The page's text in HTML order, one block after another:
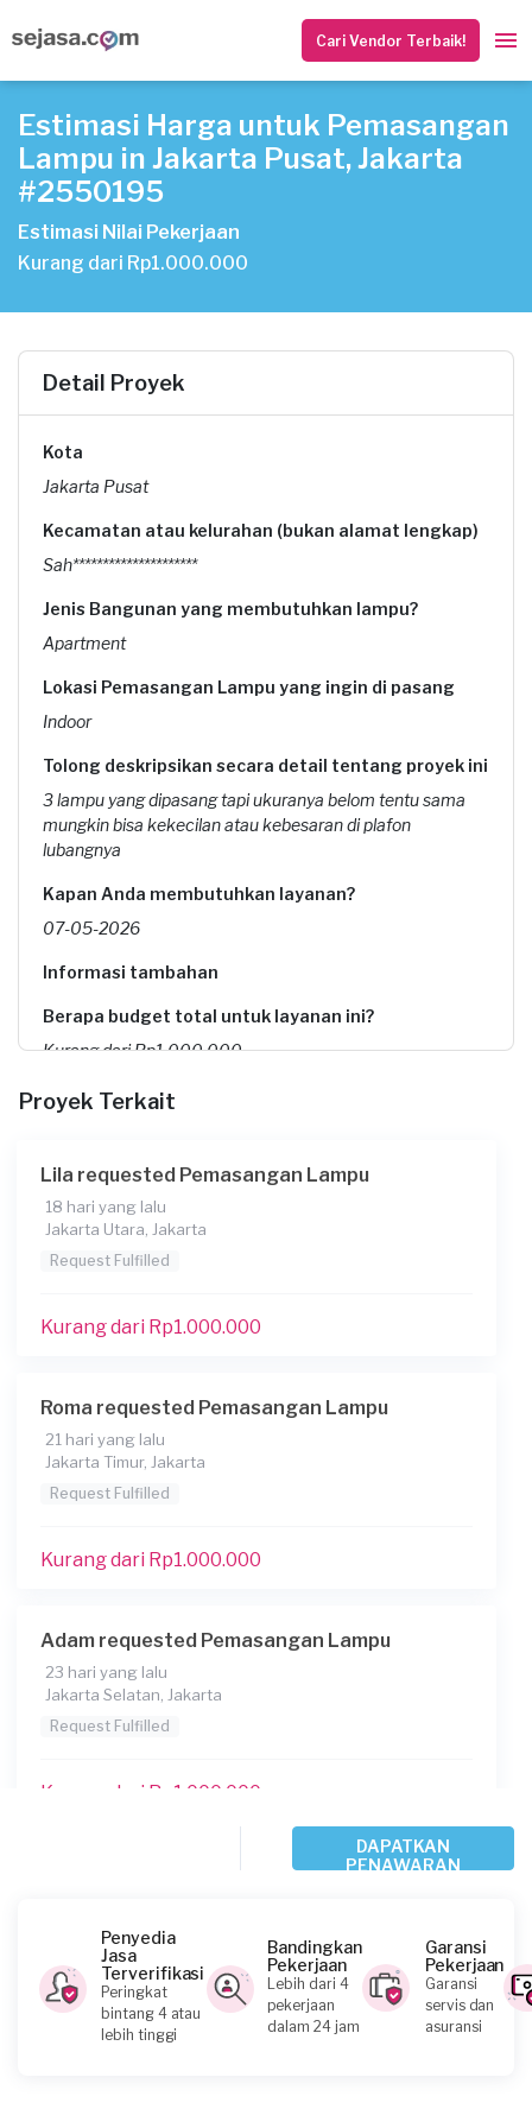
Cari Vendor Terbaik!
Estimasi Harga untuk Pemasangan
Lampu in Jakarta Pusat, Jakarta
#2550195
Estimasi Nilai Pekerjaan
Kurang dari Rp1.000.000
Detail Proyek
Kota
Jakarta Pusat
Kecamatan atau kelurahan (bukan alamat lengkap)
Sah*********************
Jenis Bangunan yang membutuhkan lampu?
Apartment
Lokasi Pemasangan Lampu yang ingin di pasang
Indoor
Tolong deskripsikan secara detail tentang proyek ini
3 lampu yang dipasang tapi ukuranya belom tentu sama
mungkin bisa kekecilan atau kebesaran di plafon
lubangnya
Kapan Anda membutuhkan layanan?
07-05-2026
Informasi tambahan
Berapa budget total untuk layanan ini?
Kurang dari Rp1.000.000
Proyek Terkait
Lila requested Pemasangan Lampu
18 hari yang lalu
Jakarta Utara, Jakarta
Request Fulfilled
Kurang dari Rp1.000.000
Roma requested Pemasangan Lampu
21 hari yang lalu
Jakarta Timur, Jakarta
Request Fulfilled
Kurang dari Rp1.000.000
Adam requested Pemasangan Lampu
23 hari yang lalu
Jakarta Selatan, Jakarta
Request Fulfilled
Kurang dari Rp1.000.000
Dimas requested Pemasangan Lampu
Jakarta Pusat, Jakarta
Request Fulfilled
DAPATKAN
PENAWARAN
Penyedia
Jasa
Terverifikasi
Peringkat
bintang 4 atau
lebih tinggi
Bandingkan
Pekerjaan
Lebih dari 4
pekerjaan
dalam 24 jam
Garansi
Pekerjaan
Garansi
servis dan
asuransi